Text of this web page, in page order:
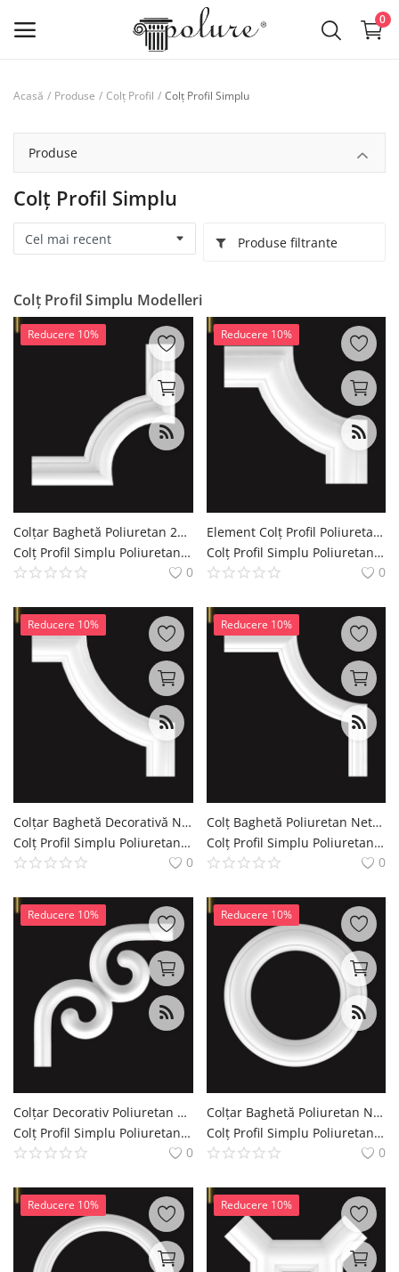
0
lista de dorințe
Contact
Despre noi
Inregistreaza-te
RON (lei)
Romanian
Acasă Produse Colț Profil Colț Profil Simplu
Produse
Colț Profil Simplu
Produse filtrante
Colț Profil Simplu Modelleri
Reducere 10%
Colțar Baghetă Poliuretan 26x26 cm Model Neted
Colț Profil Simplu Poliuretan Coltar de Brau Simplu Decoratiuni Casa polure
0
Reducere 10%
Element Colț Profil Poliuretan pentru Baghetă 13x13 cm
Colț Profil Simplu Poliuretan Coltar de Brau Simplu Decoratiuni Casa polure
0
Reducere 10%
Colțar Baghetă Decorativă Netedă Poliuretan 20x20 cm
Colț Profil Simplu Poliuretan Coltar de Brau Simplu Decoratiuni Casa polure
0
Reducere 10%
Colț Baghetă Poliuretan Netezit 18x18x1 cm Pentru Perete
Colț Profil Simplu Poliuretan Coltar de Brau Simplu Decoratiuni Casa polure
0
Reducere 10%
Colțar Decorativ Poliuretan pentru Baghetă Perete 20x20 cm
Colț Profil Simplu Poliuretan Coltar de Brau Simplu Decoratiuni Casa polure
0
Reducere 10%
Colțar Baghetă Poliuretan Neted 13x13x1 cm Decor
Colț Profil Simplu Poliuretan Coltar de Brau Simplu Decoratiuni Casa polure
0
Reducere 10% Reducere 10%